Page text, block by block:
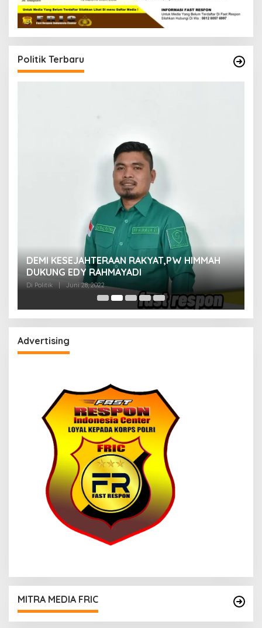
Politik Terbaru
DEMI KESEJAHTERAAN RAKYAT,PW HIMMAH
DUKUNG EDY RAHMAYADI
Di Politik | Juni 28, 2022
Advertising
MITRA MEDIA FRIC